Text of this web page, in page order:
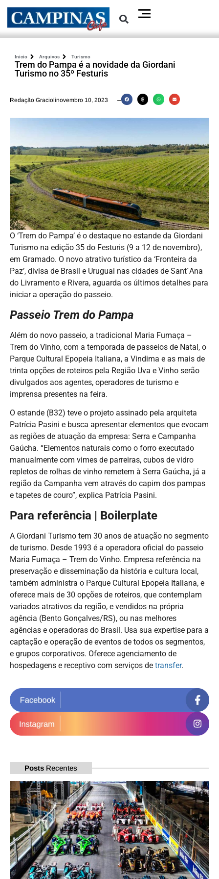
Inicio Arquivos Turismo
Trem do Pampa é a novidade da Giordani
Turismo no 35º Festuris
Redação Graciolinovembro 10, 2023
O ‘Trem do Pampa’ é o destaque no estande da Giordani
Turismo na edição 35 do Festuris (9 a 12 de novembro),
em Gramado. O novo atrativo turístico da ‘Fronteira da
Paz’, divisa de Brasil e Uruguai nas cidades de Sant´Ana
do Livramento e Rivera, aguarda os últimos detalhes para
iniciar a operação do passeio.
Passeio Trem do Pampa
Além do novo passeio, a tradicional Maria Fumaça –
Trem do Vinho, com a temporada de passeios de Natal, o
Parque Cultural Epopeia Italiana, a Vindima e as mais de
trinta opções de roteiros pela Região Uva e Vinho serão
divulgados aos agentes, operadores de turismo e
imprensa presentes na feira.
O estande (B32) teve o projeto assinado pela arquiteta
Patrícia Pasini e busca apresentar elementos que evocam
as regiões de atuação da empresa: Serra e Campanha
Gaúcha. “Elementos naturais como o forro executado
manualmente com vimes de parreiras, cubos de vidro
repletos de rolhas de vinho remetem à Serra Gaúcha, já a
região da Campanha vem através do capim dos pampas
e tapetes de couro”, explica Patrícia Pasini.
Para referência | Boilerplate
A Giordani Turismo tem 30 anos de atuação no segmento
de turismo. Desde 1993 é a operadora oficial do passeio
Maria Fumaça – Trem do Vinho. Empresa referência na
preservação e disseminação da história e cultura local,
também administra o Parque Cultural Epopeia Italiana, e
oferece mais de 30 opções de roteiros, que contemplam
variados atrativos da região, e vendidos na própria
agência (Bento Gonçalves/RS), ou nas melhores
agências e operadoras do Brasil. Usa sua expertise para a
captação e operação de eventos de todos os segmentos,
e grupos corporativos. Oferece agenciamento de
hospedagens e receptivo com serviços de transfer.
Posts Recentes